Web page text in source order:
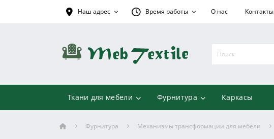
Наш адрес Время работы О нас Контакты
Ткани для мебели Фурнитура Каркасы
Фурнитура Механизмы трансформации для мебели